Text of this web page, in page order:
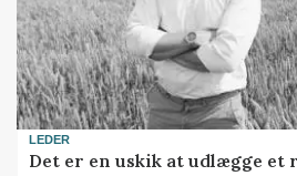
LEDER
Det er en uskik at udlægge et